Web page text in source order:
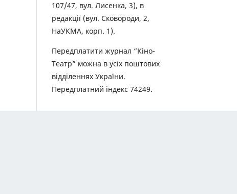
107/47, вул. Лисенка, 3), в
редакції (вул. Сковороди, 2,
НаУКМА, корп. 1).
Передплатити журнал “Кіно-
Театр” можна в усіх поштових
відділеннях України.
Передплатний індекс 74249.